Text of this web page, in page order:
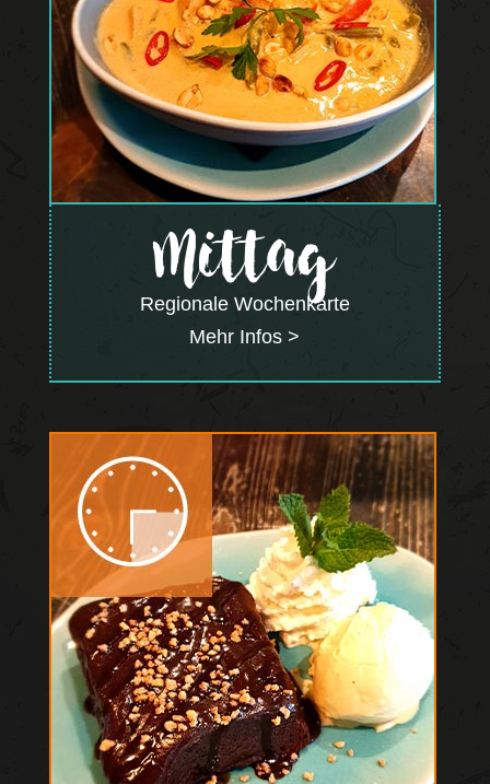
Mittag
Regionale Wochenkarte
Mehr Infos >